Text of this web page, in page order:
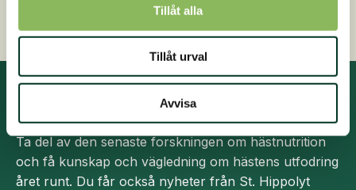
Tillåt alla
Tillåt urval
Avvisa
Prenumerera på nyhetsbrev
Ta del av den senaste forskningen om hästnutrition
och få kunskap och vägledning om hästens utfodring
året runt. Du får också nyheter från St. Hippolyt